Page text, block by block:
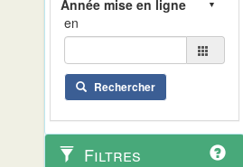
en
Rechercher
Filtres